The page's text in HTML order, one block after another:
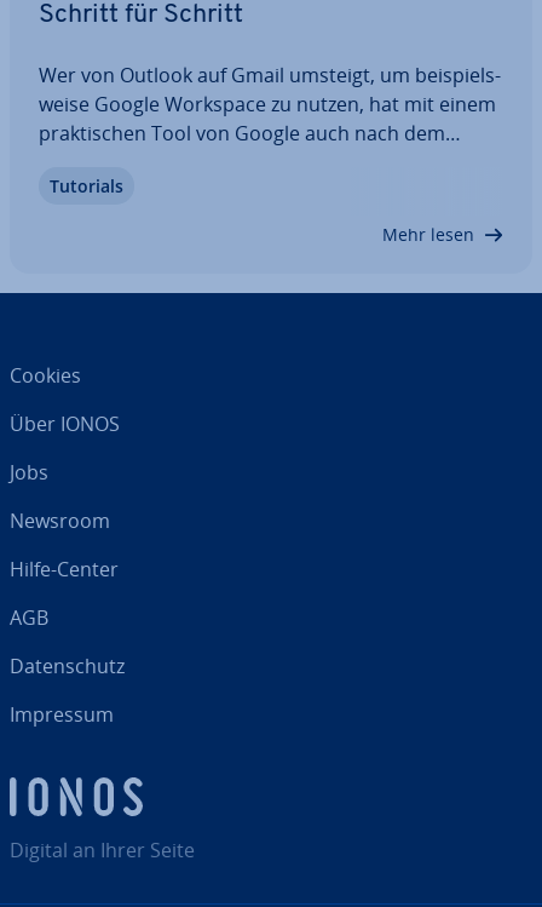
Schritt für Schritt
Wer von Outlook auf Gmail umsteigt, um bei­spiels­
wei­se Google Workspace zu nutzen, hat mit einem
prak­ti­schen Tool von Google auch nach dem
hilft ein PST-Archiv, das alle Daten von Outlook in
Tutorials
Mehr lesen
Digital an Ihrer Seite
Cookies
Über IONOS
Jobs
Newsroom
Hilfe-Center
AGB
Da­ten­schutz
Impressum